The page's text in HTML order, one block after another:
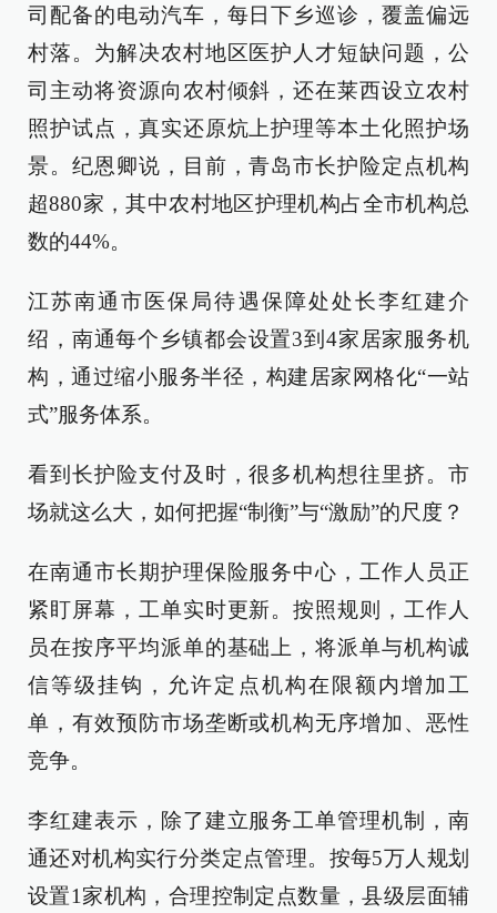
司配备的电动汽车，每日下乡巡诊，覆盖偏远
村落。为解决农村地区医护人才短缺问题，公
司主动将资源向农村倾斜，还在莱西设立农村
照护试点，真实还原炕上护理等本土化照护场
景。纪恩卿说，目前，青岛市长护险定点机构
超880家，其中农村地区护理机构占全市机构总
数的44%。
江苏南通市医保局待遇保障处处长李红建介
绍，南通每个乡镇都会设置3到4家居家服务机
构，通过缩小服务半径，构建居家网格化“一站
式”服务体系。
看到长护险支付及时，很多机构想往里挤。市
场就这么大，如何把握“制衡”与“激励”的尺度？
在南通市长期护理保险服务中心，工作人员正
紧盯屏幕，工单实时更新。按照规则，工作人
员在按序平均派单的基础上，将派单与机构诚
信等级挂钩，允许定点机构在限额内增加工
单，有效预防市场垄断或机构无序增加、恶性
竞争。
李红建表示，除了建立服务工单管理机制，南
通还对机构实行分类定点管理。按每5万人规划
设置1家机构，合理控制定点数量，县级层面辅